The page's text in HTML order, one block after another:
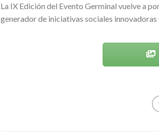
La IX Edición del Evento Germinal vuelve a
generador de iniciativas sociales